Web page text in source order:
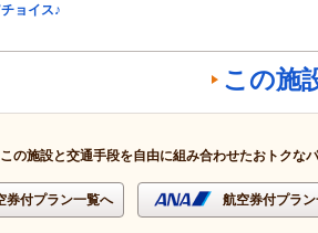
ョイス♪
この施
この施設と交通手段を自由に組み合わせたおトクな
券付プラン一覧へ 航空券付プラ